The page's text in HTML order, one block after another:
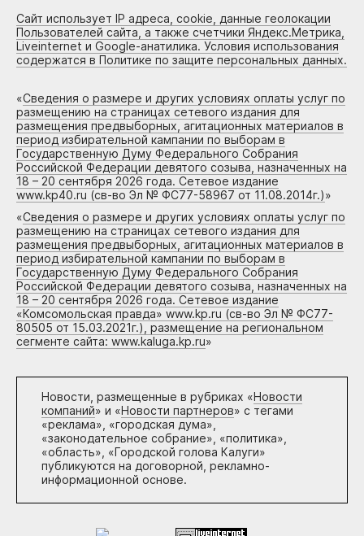
Сайт использует IP адреса, cookie, данные геолокации
Пользователей сайта, а также счетчики Яндекс.Метрика,
Liveinternet и Google-анатилика. Условия использования
содержатся в Политике по защите персональных данных.
«Сведения о размере и других условиях оплаты услуг по
размещению на страницах сетевого издания для
размещения предвыборных, агитационных материалов в
период избирательной кампании по выборам в
Государственную Думу Федерального Собрания
Российской Федерации девятого созыва, назначенных на
18 – 20 сентября 2026 года. Сетевое издание
www.kp40.ru (св-во Эл № ФС77-58967 от 11.08.2014г.)»
«Сведения о размере и других условиях оплаты услуг по
размещению на страницах сетевого издания для
размещения предвыборных, агитационных материалов в
период избирательной кампании по выборам в
Государственную Думу Федерального Собрания
Российской Федерации девятого созыва, назначенных на
18 – 20 сентября 2026 года. Сетевое издание
«Комсомольская правда» www.kp.ru (св-во Эл № ФС77-
80505 от 15.03.2021г.), размещение на региональном
сегменте сайта: www.kaluga.kp.ru»
Новости, размещенные в рубриках «Новости
компаний» и «Новости партнеров» с тегами
«реклама», «городская дума»,
«законодательное собрание», «политика»,
«область», «Городской голова Калуги»
публикуются на договорной, рекламно-
информационной основе.